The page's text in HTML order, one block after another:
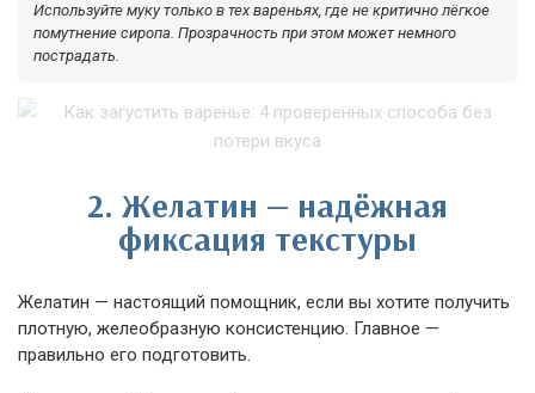
Используйте муку только в тех вареньях, где не критично лёгкое
помутнение сиропа. Прозрачность при этом может немного
пострадать.
2. Желатин — надёжная
фиксация текстуры
Желатин — настоящий помощник, если вы хотите получить
плотную, желеобразную консистенцию. Главное —
правильно его подготовить.